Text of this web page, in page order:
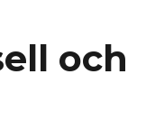
och